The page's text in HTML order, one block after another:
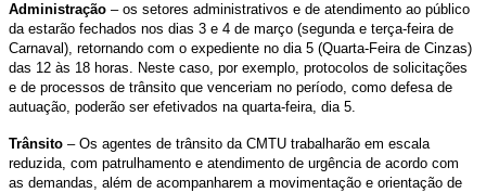
Administração – os setores administrativos e de atendimento ao público
da estarão fechados nos dias 3 e 4 de março (segunda e terça-feira de
Carnaval), retornando com o expediente no dia 5 (Quarta-Feira de Cinzas)
das 12 às 18 horas. Neste caso, por exemplo, protocolos de solicitações
e de processos de trânsito que venceriam no período, como defesa de
autuação, poderão ser efetivados na quarta-feira, dia 5.
Trânsito – Os agentes de trânsito da CMTU trabalharão em escala
reduzida, com patrulhamento e atendimento de urgência de acordo com
as demandas, além de acompanharem a movimentação e orientação de